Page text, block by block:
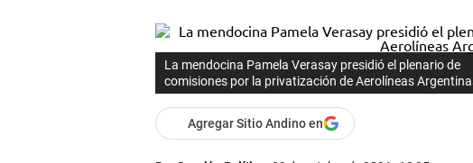
La mendocina Pamela Verasay presidió el plenario de
comisiones por la privatización de Aerolíneas
Agregar Sitio Andino en